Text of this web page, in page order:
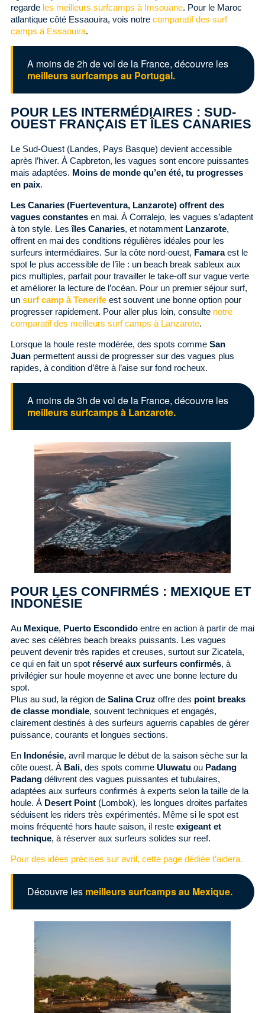
regarde les meilleurs surfcamps à Imsouane. Pour le Maroc
atlantique côté Essaouira, vois notre comparatif des surf
camps à Essaouira.
A moins de 2h de vol de la France, découvre les
meilleurs surfcamps au Portugal.
POUR LES INTERMÉDIAIRES : SUD-
OUEST FRANÇAIS ET ÎLES CANARIES
Le Sud-Ouest (Landes, Pays Basque) devient accessible
après l’hiver. À Capbreton, les vagues sont encore puissantes
mais adaptées. Moins de monde qu’en été, tu progresses
en paix.
Les Canaries (Fuerteventura, Lanzarote) offrent des
vagues constantes en mai. À Corralejo, les vagues s’adaptent
à ton style. Lesîles Canaries, et notamment Lanzarote,
offrent en mai des conditions régulières idéales pour les
surfeurs intermédiaires. Sur la côte nord-ouest, Famaraest le
spot le plus accessible de l’île : un beach break sableux aux
pics multiples, parfait pour travailler le take-off sur vague verte
et améliorer la lecture de l’océan. Pour un premier séjour surf,
un surf camp à Tenerife est souvent une bonne option pour
progresser rapidement. Pour aller plus loin, consulte notre
comparatif des meilleurs surf camps à Lanzarote.
Lorsque la houle reste modérée, des spots comme San
Juan permettent aussi de progresser sur des vagues plus
rapides, à condition d’être à l’aise sur fond rocheux.
A moins de 3h de vol de la France, découvre les
meilleurs surfcamps à Lanzarote.
POUR LES CONFIRMÉS : MEXIQUE ET
INDONÉSIE
Au Mexique, Puerto Escondido entre en action à partir de mai
avec ses célèbres beach breaks puissants. Les vagues
peuvent devenir très rapides et creuses, surtout sur Zicatela,
ce qui en fait un spot réservé aux surfeurs confirmés, à
privilégier sur houle moyenne et avec une bonne lecture du
spot.
Plus au sud, la région de Salina Cruz offre des point breaks
de classe mondiale, souvent techniques et engagés,
clairement destinés à des surfeurs aguerris capables de gérer
puissance, courants et longues sections.
En Indonésie, avril marque le début de la saison sèche sur la
côte ouest. À Bali, des spots comme Uluwatu ou Padang
Padang délivrent des vagues puissantes et tubulaires,
adaptées aux surfeurs confirmés à experts selon la taille de la
houle. À Desert Point (Lombok), les longues droites parfaites
séduisent les riders très expérimentés. Même si le spot est
moins fréquenté hors haute saison, il reste exigeant et
technique, à réserver aux surfeurs solides sur reef.
Pour des idées précises sur avril, cette page dédiée t’aidera.
Découvre les meilleurs surfcamps au Mexique.